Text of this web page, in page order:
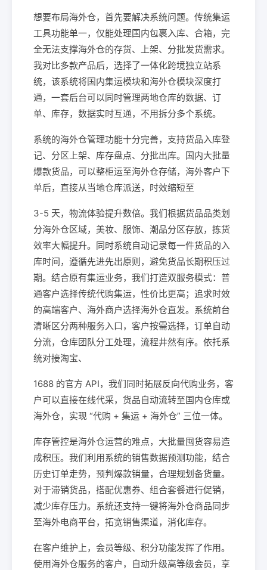
想要布局海外仓，首先要解决系统问题。传统集运
工具功能单一，仅能处理国内包裹入库、合箱，完
全无法支撑海外仓的存货、上架、分批发货需求。
我对比多款产品后，选择了一体化跨境独立站系
统，该系统将国内集运模块和海外仓模块深度打
通，一套后台可以同时管理两地仓库的数据、订
单、库存，数据实时互通，不用拆分多个系统。
系统的海外仓管理功能十分完善，支持货品入库登
记、分区上架、库存盘点、分批出库。国内大批量
爆款货品，可以整柜运至海外仓存储，海外客户下
单后，直接从当地仓库派送，时效缩短至
3-5 天，物流体验提升数倍。我们根据货品品类划
分海外仓区域，美妆、服饰、潮品分区存放，拣货
效率大幅提升。同时系统自动记录每一件货品的入
库时间，遵循先进先出原则，避免货品长期积压过
期。结合原有集运业务，我们打造双服务模式：普
通客户选择传统代购集运，性价比更高；追求时效
的高端客户、海外商户选择海外仓直发。系统前台
清晰区分两种服务入口，客户按需选择，订单自动
分流，仓库团队分工处理，流程井然有序。依托系
统对接淘宝、
1688 的官方 API，我们同时拓展反向代购业务，客
户可以直接在线代采，货品自动流转至国内仓库或
海外仓，实现 “代购 + 集运 + 海外仓” 三位一体。
库存管控是海外仓运营的难点，大批量囤货容易造
成积压。我们利用系统的销售数据预测功能，结合
历史订单走势，预判爆款销量，合理规划备货量。
对于滞销货品，搭配优惠券、组合套餐进行促销，
减少库存压力。系统还支持一键将海外仓商品同步
至海外电商平台，拓宽销售渠道，消化库存。
在客户维护上，会员等级、积分功能发挥了作用。
使用海外仓服务的客户，自动升级高等级会员，享